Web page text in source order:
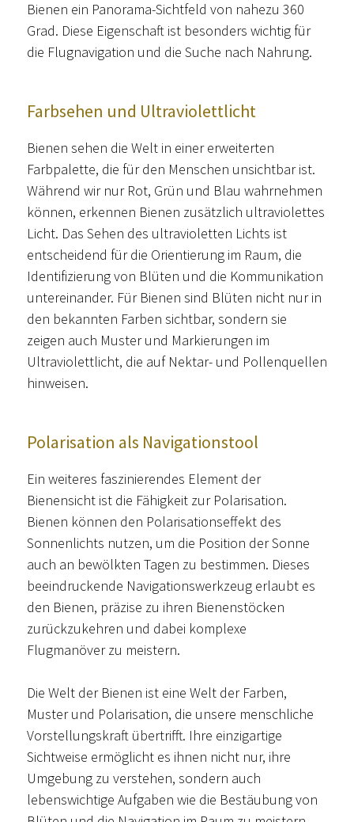
Bienen ein Panorama-Sichtfeld von nahezu 360
Grad. Diese Eigenschaft ist besonders wichtig für
die Flugnavigation und die Suche nach Nahrung.
Farbsehen und Ultraviolettlicht
Bienen sehen die Welt in einer erweiterten
Farbpalette, die für den Menschen unsichtbar ist.
Während wir nur Rot, Grün und Blau wahrnehmen
können, erkennen Bienen zusätzlich ultraviolettes
Licht. Das Sehen des ultravioletten Lichts ist
entscheidend für die Orientierung im Raum, die
Identifizierung von Blüten und die Kommunikation
untereinander. Für Bienen sind Blüten nicht nur in
den bekannten Farben sichtbar, sondern sie
zeigen auch Muster und Markierungen im
Ultraviolettlicht, die auf Nektar- und Pollenquellen
hinweisen.
Polarisation als Navigationstool
Ein weiteres faszinierendes Element der
Bienensicht ist die Fähigkeit zur Polarisation.
Bienen können den Polarisationseffekt des
Sonnenlichts nutzen, um die Position der Sonne
auch an bewölkten Tagen zu bestimmen. Dieses
beeindruckende Navigationswerkzeug erlaubt es
den Bienen, präzise zu ihren Bienenstöcken
zurückzukehren und dabei komplexe
Flugmanöver zu meistern.
Die Welt der Bienen ist eine Welt der Farben,
Muster und Polarisation, die unsere menschliche
Vorstellungskraft übertrifft. Ihre einzigartige
Sichtweise ermöglicht es ihnen nicht nur, ihre
Umgebung zu verstehen, sondern auch
lebenswichtige Aufgaben wie die Bestäubung von